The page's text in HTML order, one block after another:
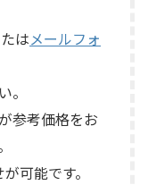
ューム、バランス、
、バランス出力、フ
ドやバランス入力カ
無、電源部の状態、
ブル、外観コンディシ
扱説明書など付属品の
確認しながら査定いた
。 買取商品：Mark
N ...
はメールフォ
。
参考価格をお
可能です。